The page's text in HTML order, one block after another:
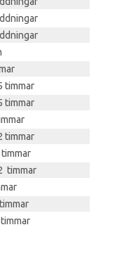
timmar
timmar
timmar
timmar